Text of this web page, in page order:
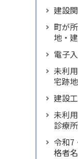
建設
町が
地・
電子
未利
宅跡地
建設
未利
診療所
令和7
格者